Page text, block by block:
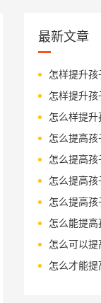
最新文章
怎样提升孩
怎样提升孩
怎么样提
怎么提高
怎么提高
怎么提高
怎么提高孩
怎么能提
怎么可以
怎么才能